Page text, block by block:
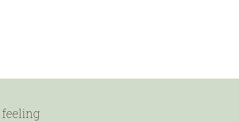
feeling